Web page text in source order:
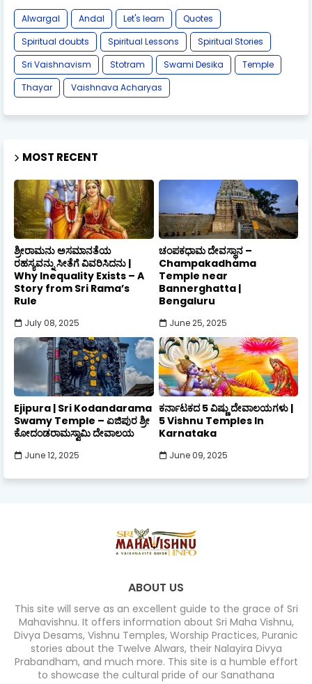
Alwargal Andal Let's learn
Quotes
Spiritual doubts
Spiritual Lessons
Spiritual Stories
Sri Vaishnavism
Stotram Swami Desika
Temple
Thayar
Vaishnava Acharyas
MOST RECENT
ಶ್ರೀರಾಮನು ಅಸಮಾನತೆಯ
ರಹಸ್ಯವನ್ನು ಸೀತೆಗೆ ವಿವರಿಸಿದನು |
Why Inequality Exists – A
Story from Sri Rama’s
Rule
July 08, 2025
ಚಂಪಕಧಾಮ ದೇವಸ್ಥಾನ –
Champakadhama
Temple near
Bannerghatta |
Bengaluru
June 25, 2025
Ejipura | Sri Kodandarama
Swamy Temple – ಏಜಿಪುರ ಶ್ರೀ
ಕೋದಂಡರಾಮಸ್ವಾಮಿ ದೇವಾಲಯ
June 12, 2025
ಕರ್ನಾಟಕದ 5 ವಿಷ್ಣು ದೇವಾಲಯಗಳು |
5 Vishnu Temples In
Karnataka
June 09, 2025
ABOUT US
This site will serve as an excellent guide to the grace of Sri
Mahavishnu. It offers information about Sri Maha Vishnu,
Divya Desams, Vishnu Temples, Worship Practices, Puranic
stories about the Twelve Alwars, their Nalayira Divya
Prabandham, and much more. This site is a humble effort
to showcase the cultural pride of our Sanathana